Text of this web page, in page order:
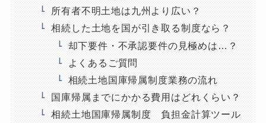
所有者不明土地は九州より広い？
相続した土地を国が引き取る制度なら？
却下要件・不承認要件の見極めは…？
よくあるご質問
相続土地国庫帰属制度業務の流れ
国庫帰属までにかかる費用はどれくらい？
相続土地国庫帰属制度 負担金計算ツール